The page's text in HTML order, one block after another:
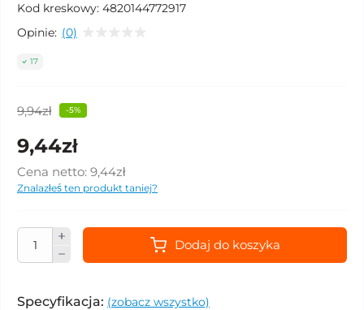
Kod kreskowy: 4820144772917
Opinie: (0)
17
9,94zł -5%
9,44zł
Cena netto: 9,44zł
Znalazłeś ten produkt taniej?
Dodaj do koszyka
Specyfikacja: (zobacz wszystko)